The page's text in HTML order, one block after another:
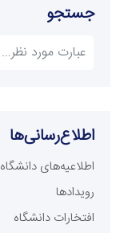
جستجو
اطلاع‌رسانی‌ها
اطلاعیه‌های دانشگاه
رویدادها
افتخارات دانشگاه